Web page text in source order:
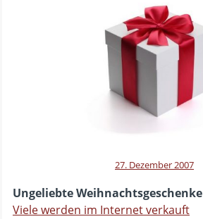
27. Dezember 2007
Ungeliebte Weihnachtsgeschenke
Viele werden im Internet verkauft